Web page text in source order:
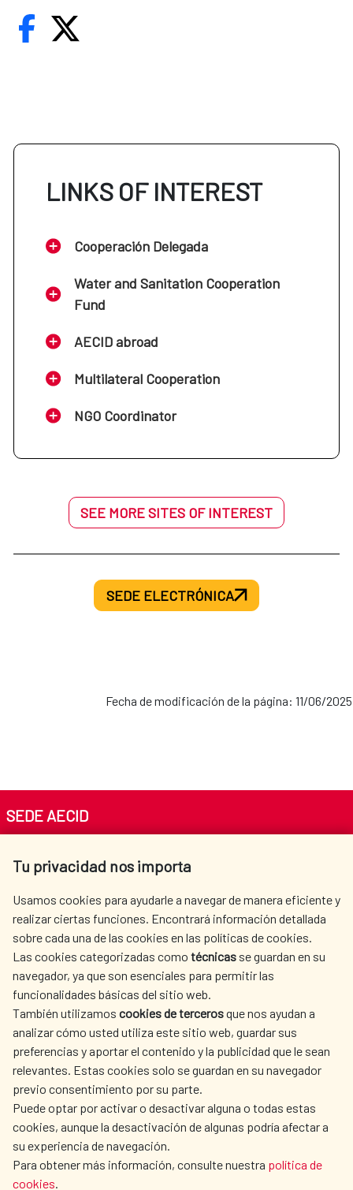
LINKS OF INTEREST
Cooperación Delegada
Water and Sanitation Cooperation
Fund
AECID abroad
Multilateral Cooperation
NGO Coordinator
SEE MORE SITES OF INTEREST
SEDE ELECTRÓNICA
Fecha de modificación de la página: 11/06/2025
Tu privacidad nos importa
Usamos cookies para ayudarle a navegar de manera eficiente y
realizar ciertas funciones. Encontrará información detallada
sobre cada una de las cookies en las políticas de cookies.
Las cookies categorizadas como técnicas se guardan en su
navegador, ya que son esenciales para permitir las
funcionalidades básicas del sitio web.
También utilizamos cookies de tercerosque nos ayudan a
analizar cómo usted utiliza este sitio web, guardar sus
preferencias y aportar el contenido y la publicidad que le sean
relevantes. Estas cookies solo se guardan en su navegador
previo consentimiento por su parte.
Puede optar por activar o desactivar alguna o todas estas
cookies, aunque la desactivación de algunas podría afectar a
su experiencia de navegación.
Para obtener más información, consulte nuestra política de
cookies.
SEDE AECID
Tel. +34 900 20 30 54​​​​​​​
AECID
WHERE DO WE COOPERATE?
SPANISH HUMANITARIAN
ACTION
PRESS ROOM
CULTURE AND SCIENCE LIBRARY
OUR SOCIAL MEDIA